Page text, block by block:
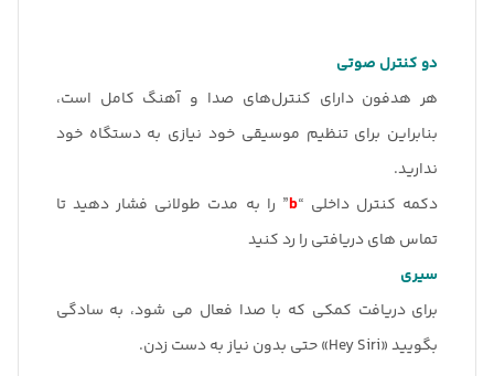
دو کنترل صوتی
هر هدفون دارای کنترل‌های صدا و آهنگ کامل است،
بنابراین برای تنظیم موسیقی خود نیازی به دستگاه خود
ندارید.
دکمه کنترل داخلی “b” را به مدت طولانی فشار دهید تا
تماس های دریافتی را رد کنید
سیری
برای دریافت کمکی که با صدا فعال می شود، به سادگی
بگویید «Hey Siri» حتی بدون نیاز به دست زدن.